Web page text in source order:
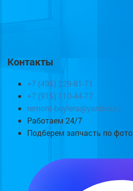
Контакты
+7 (495) 229-81-71
+7 (915) 110-44-77
remont-boylera@yandex.ru
Работаем 24/7
Подберем запчасть по фото